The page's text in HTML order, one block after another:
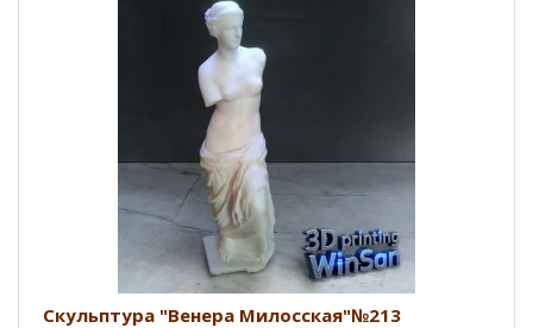
Скульптура "Венера Милосская"№213